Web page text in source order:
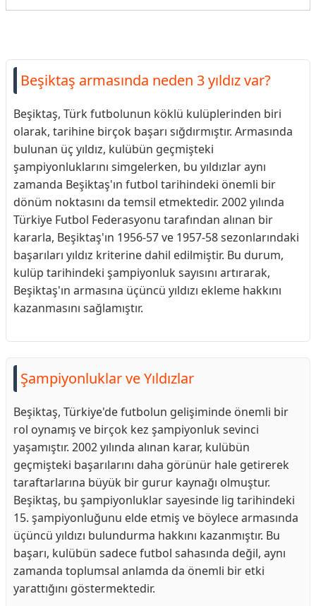
Beşiktaş armasında neden 3 yıldız var?
Beşiktaş, Türk futbolunun köklü kulüplerinden biri
olarak, tarihine birçok başarı sığdırmıştır. Armasında
bulunan üç yıldız, kulübün geçmişteki
şampiyonluklarını simgelerken, bu yıldızlar aynı
zamanda Beşiktaş'ın futbol tarihindeki önemli bir
dönüm noktasını da temsil etmektedir. 2002 yılında
Türkiye Futbol Federasyonu tarafından alınan bir
kararla, Beşiktaş'ın 1956-57 ve 1957-58 sezonlarındaki
başarıları yıldız kriterine dahil edilmiştir. Bu durum,
kulüp tarihindeki şampiyonluk sayısını artırarak,
Beşiktaş'ın armasına üçüncü yıldızı ekleme hakkını
kazanmasını sağlamıştır.
Şampiyonluklar ve Yıldızlar
Beşiktaş, Türkiye'de futbolun gelişiminde önemli bir
rol oynamış ve birçok kez şampiyonluk sevinci
yaşamıştır. 2002 yılında alınan karar, kulübün
geçmişteki başarılarını daha görünür hale getirerek
taraftarlarına büyük bir gurur kaynağı olmuştur.
Beşiktaş, bu şampiyonluklar sayesinde lig tarihindeki
15. şampiyonluğunu elde etmiş ve böylece armasında
üçüncü yıldızı bulundurma hakkını kazanmıştır. Bu
başarı, kulübün sadece futbol sahasında değil, aynı
zamanda toplumsal anlamda da önemli bir etki
yarattığını göstermektedir.